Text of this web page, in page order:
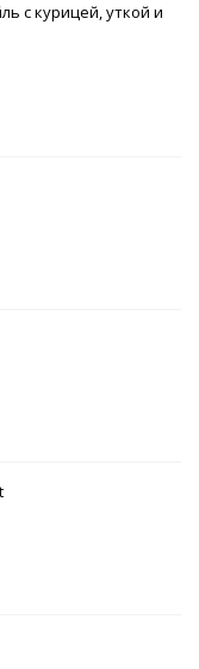
с курицей, уткой и